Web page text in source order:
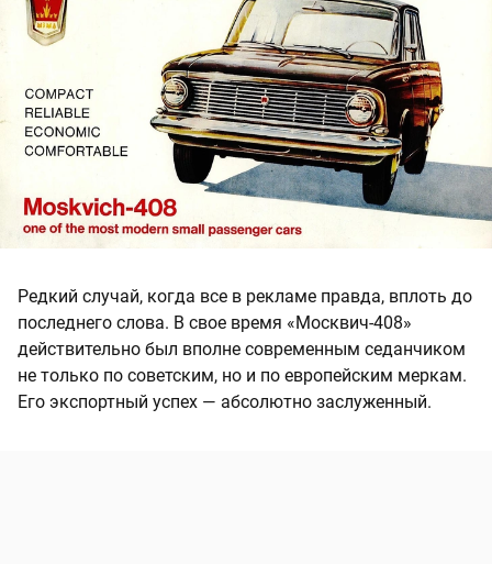
Редкий случай, когда все в рекламе правда, вплоть до
последнего слова. В свое время «Москвич-408»
действительно был вполне современным седанчиком
не только по советским, но и по европейским меркам.
Его экспортный успех — абсолютно заслуженный.